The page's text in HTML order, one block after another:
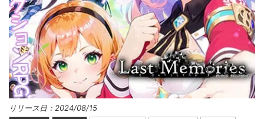
リリース日：2024/08/15